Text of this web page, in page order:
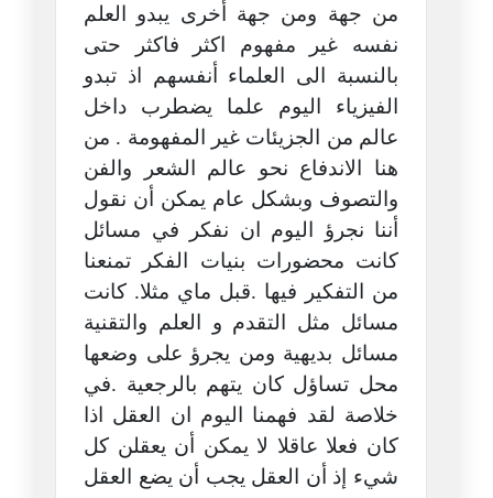
من جهة ومن جهة أخرى يبدو العلم
نفسه غير مفهوم اكثر فاكثر حتى
بالنسبة الى العلماء أنفسهم اذ تبدو
الفيزياء اليوم علما يضطرب داخل
عالم من الجزيئات غير المفهومة . من
هنا الاندفاع نحو عالم الشعر والفن
والتصوف وبشكل عام يمكن أن نقول
أننا نجرؤ اليوم ان نفكر في مسائل
كانت محضورات بنيات الفكر تمنعنا
من التفكير فيها .قبل ماي مثلا. كانت
مسائل مثل التقدم و العلم والتقنية
مسائل بديهية ومن يجرؤ على وضعها
محل تساؤل كان يتهم بالرجعية .في
خلاصة لقد فهمنا اليوم ان العقل اذا
كان فعلا عاقلا لا يمكن أن يعقلن كل
شيء إذ أن العقل يجب أن يضع العقل